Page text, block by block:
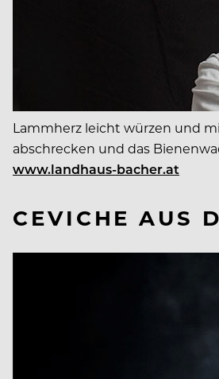
Lammherz leicht würzen und
abschrecken und das
www.landhaus-bacher.at
CEVICHE AUS